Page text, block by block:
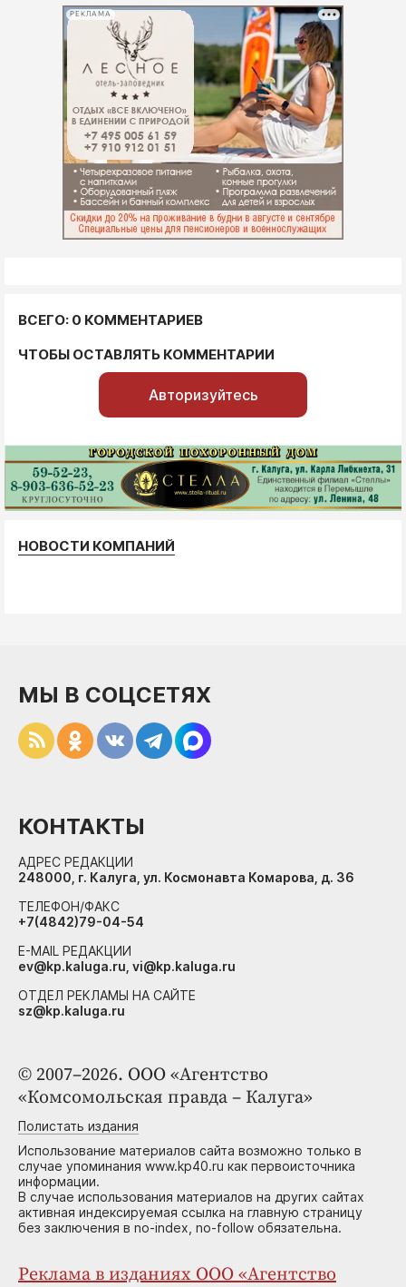
РЕКЛАМА
ВСЕГО: 0 КОММЕНТАРИЕВ
ЧТОБЫ ОСТАВЛЯТЬ КОММЕНТАРИИ
Авторизуйтесь
НОВОСТИ КОМПАНИЙ
© 2007–2026. ООО «Агентство
«Комсомольская правда – Калуга»
Полистать издания
Использование материалов сайта возможно только в
случае упоминания www.kp40.ru как первоисточника
информации.
В случае использования материалов на других сайтах
активная индексируемая ссылка на главную страницу
без заключения в no-index, no-follow обязательна.
Реклама в изданиях ООО «Агентство
МЫ В СОЦСЕТЯХ
КОНТАКТЫ
АДРЕС РЕДАКЦИИ
248000, г. Калуга, ул. Космонавта Комарова, д. 36
ТЕЛЕФОН/ФАКС
+7(4842)79-04-54
E-MAIL РЕДАКЦИИ
ev@kp.kaluga.ru, vi@kp.kaluga.ru
ОТДЕЛ РЕКЛАМЫ НА САЙТЕ
sz@kp.kaluga.ru